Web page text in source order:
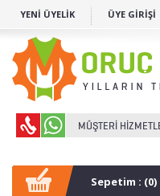
YENİ ÜYELİK ÜYE GİRİŞİ
Sepetim : (0)